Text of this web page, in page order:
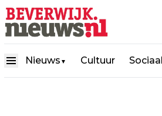
Nieuws ▼ Cultuur